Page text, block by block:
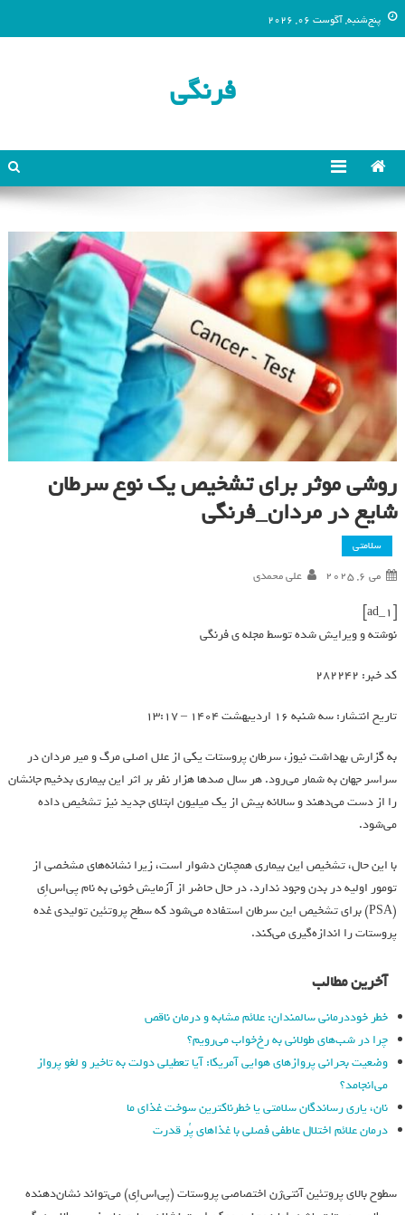
پنج‌شنبه, آگوست 06, 2026
فرنگی
روشی موثر برای تشخیص یک نوع سرطان
شایع در مردان_فرنگی
سلامتی
می 6, 2025 علی محمدی
[ad_1]
نوشته و ویرایش شده توسط مجله ی فرنگی
کد خبر: 282242
تاریخ انتشار: سه شنبه 16 ارديبهشت 1404 – 13:17
به گزارش بهداشت نیوز، سرطان پروستات یکی از علل اصلی مرگ و میر مردان در
سراسر جهان به شمار می‌رود. هر سال صدها هزار نفر بر اثر این بیماری بدخیم جانشان
را از دست می‌دهند و سالانه بیش از یک میلیون ابتلای جدید نیز تشخیص داده
می‌شود.
با این حال، تشخیص این بیماری همچنان دشوار است، زیرا نشانه‌های مشخصی از
تومور اولیه در بدن وجود ندارد. در حال حاضر از آزمایش خونی به نام پی‌اس‌اِی
(PSA) برای تشخیص این سرطان استفاده می‌شود که سطح پروتئین تولیدی غده
پروستات را اندازه‌گیری می‌کند.
آخرین مطالب
خطر خوددرمانی سالمندان: علائم مشابه و درمان ناقص
چرا در شب‌های طولانی به رخ‌خواب می‌رویم؟
وضعیت بحرانی پروازهای هوایی آمریکا: آیا تعطیلی دولت به تاخیر و لغو پرواز
می‌انجامد؟
نان، یاری رساندگان سلامتی یا خطرناکترین سوخت غذای ما
درمان علائم اختلال عاطفی فصلی با غذاهای پُر قدرت
سطوح بالای پروتئین آنتی‌ژن اختصاصی پروستات (پی‌اس‌اِی) می‌تواند نشان‌دهنده